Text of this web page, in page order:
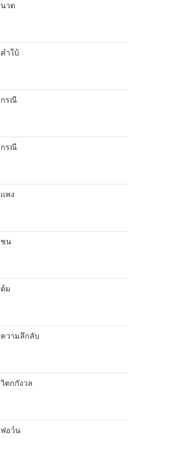
นวด
คำใบ้
กรณี
กรณี
เเพง
ชน
ต้ม
ความลึกลับ
วิตกกังวล
ฟอว์น